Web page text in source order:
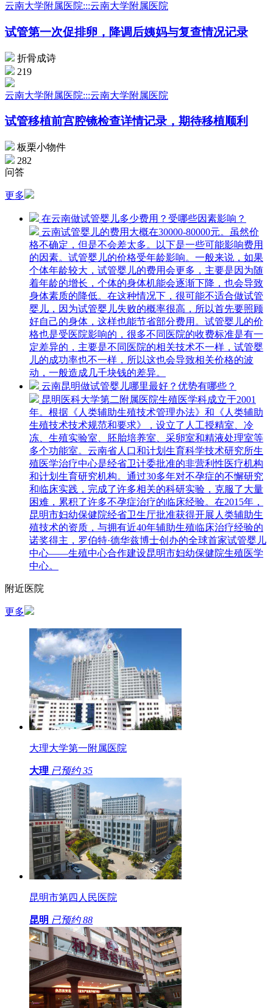
云南大学附属医院:::云南大学附属医院
试管第一次促排卵，降调后姨妈与复查情况记录
折骨成诗
219
云南大学附属医院:::云南大学附属医院
试管移植前宫腔镜检查详情记录，期待移植顺利
板栗小物件
282
问答
更多
在云南做试管婴儿多少费用？受哪些因素影响？
云南试管婴儿的费用大概在30000-80000元。虽然价
格不确定，但是不会差太多。以下是一些可能影响费用
的因素。试管婴儿的价格受年龄影响。一般来说，如果
个体年龄较大，试管婴儿的费用会更多，主要是因为随
着年龄的增长，个体的身体机能会逐渐下降，也会导致
身体素质的降低。在这种情况下，很可能不适合做试管
婴儿，因为试管婴儿失败的概率很高，所以首先要照顾
好自己的身体，这样也能节省部分费用。试管婴儿的价
格也是受医院影响的，很多不同医院的收费标准是有一
定差异的，主要是不同医院的相关技术不一样，试管婴
儿的成功率也不一样，所以这也会导致相关价格的波
动，一般造成几千块钱的差异。
云南昆明做试管婴儿哪里最好？优势有哪些？
昆明医科大学第二附属医院生殖医学科成立于2001
年。根据《人类辅助生殖技术管理办法》和《人类辅助
生殖技术技术规范和要求》，设立了人工授精室、冷
冻、生殖实验室、胚胎培养室、采卵室和精液处理室等
多个功能室。云南省人口和计划生育科学技术研究所生
殖医学治疗中心是经省卫计委批准的非营利性医疗机构
和计划生育研究机构。通过30多年对不孕症的不懈研究
和临床实践，完成了许多相关的科研实验，克服了大量
困难，累积了许多不孕症治疗的临床经验。在2015年，
昆明市妇幼保健院经省卫生厅批准获得开展人类辅助生
殖技术的资质，与拥有近40年辅助生殖临床治疗经验的
诺奖得主，罗伯特·德华兹博士创办的全球首家试管婴儿
中心——生殖中心合作建设昆明市妇幼保健院生殖医学
中心。
附近医院
更多
大理大学第一附属医院
大理 已预约 35
昆明市第四人民医院
昆明 已预约 88